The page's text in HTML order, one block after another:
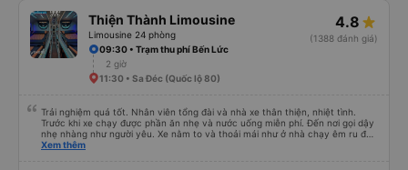
Thiện Thành Limousine
Limousine 24 phòng
4.8
(1388 đánh giá)
09:30 • Trạm thu phí Bến Lức
2 giờ
11:30 • Sa Đéc (Quốc lộ 80)
Trải nghiệm quá tốt. Nhân viên tổng đài và nhà xe thân thiện, nhiệt tình.
Trước khi xe chạy được phần ăn nhẹ và nước uống miễn phí. Đến nơi gọi dậy
nhẹ nhàng như người yêu. Xe nằm to và thoải mái như ở nhà chạy êm ru đến
nơi lúc nào không hay luôn. I had very good experience with this bus
Xem thêm